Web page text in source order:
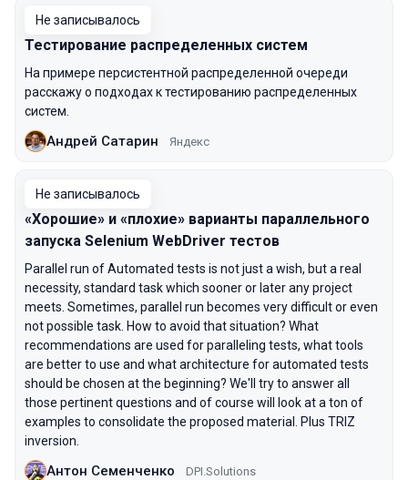
Не записывалось
Тестирование распределенных систем
На примере персистентной распределенной очереди
расскажу о подходах к тестированию распределенных
систем.
Андрей Сатарин Яндекс
Не записывалось
«Хорошие» и «плохие» варианты параллельного
запуска Selenium WebDriver тестов
Parallel run of Automated tests is not just a wish, but a real
necessity, standard task which sooner or later any project
meets. Sometimes, parallel run becomes very difficult or even
not possible task. How to avoid that situation? What
recommendations are used for paralleling tests, what tools
are better to use and what architecture for automated tests
should be chosen at the beginning? We'll try to answer all
those pertinent questions and of course will look at a ton of
examples to consolidate the proposed material. Plus TRIZ
inversion.
Антон Семенченко DPI.Solutions